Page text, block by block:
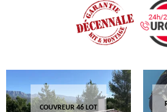
COUVREUR 46 LOT